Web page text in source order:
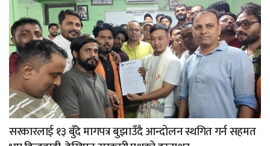
सरकारलाई १३ बुँदे मागपत्र बुझाउँदै आन्दोलन स्थगित गर्न सहमत